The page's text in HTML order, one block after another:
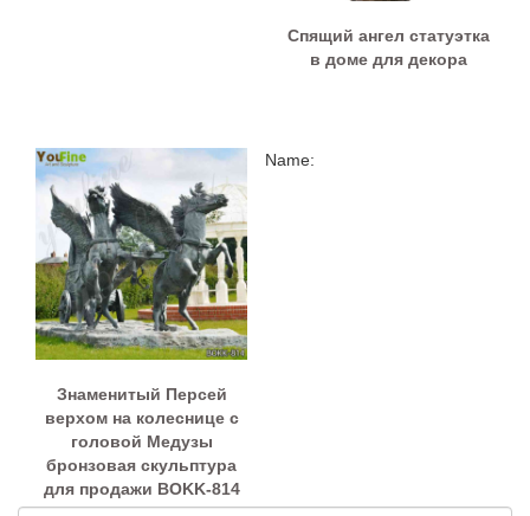
Спящий ангел статуэтка
в доме для декора
Знаменитый Персей
верхом на колеснице с
головой Медузы
бронзовая скульптура
для продажи BOKK-814
Name: